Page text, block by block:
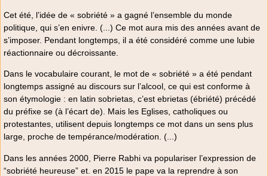
Cet été, l’idée de « sobriété » a gagné l’ensemble du monde
politique, qui s’en enivre. (...) Ce mot aura mis des années avant de
s’imposer. Pendant longtemps, il a été considéré comme une lubie
réactionnaire ou décroissante.
Dans le vocabulaire courant, le mot de « sobriété » a été pendant
longtemps assigné au discours sur l’alcool, ce qui est conforme à
son étymologie : en latin sobrietas, c’est ebrietas (ébriété) précédé
du préfixe se (à l’écart de). Mais les Eglises, catholiques ou
protestantes, utilisent depuis longtemps ce mot dans un sens plus
large, proche de tempérance/modération. (...)
Dans les années 2000, Pierre Rabhi va populariser l’expression de
“sobriété heureuse” et. en 2015 le pape va la reprendre à son